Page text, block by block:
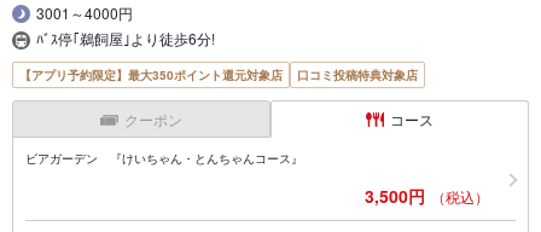
3001～4000円
ﾊﾞｽ停｢鵜飼屋｣より徒歩6分!
【アプリ予約限定】最大350ポイント還元対象店 口コミ投稿特典対象店
クーポン コース
ビアガーデン 『けいちゃん・とんちゃんコース』
3,500円 （税込）